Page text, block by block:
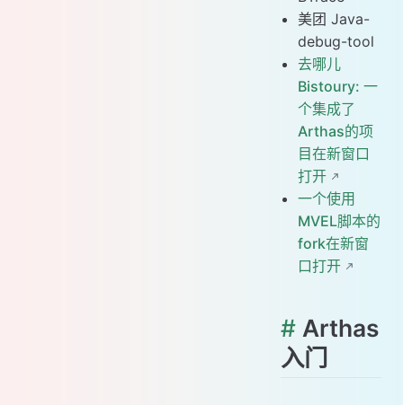
美团 Java-
debug-tool
去哪儿
Bistoury: 一
个集成了
Arthas的项
目在新窗口
打开
一个使用
MVEL脚本的
fork在新窗
口打开
# Arthas
入门